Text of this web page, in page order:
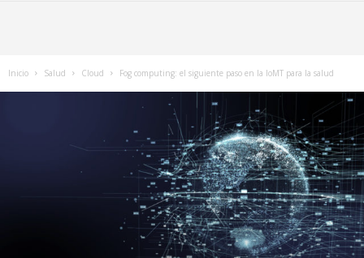
Inicio Salud Cloud Fog computing: el siguiente paso en la IoMT para la salud